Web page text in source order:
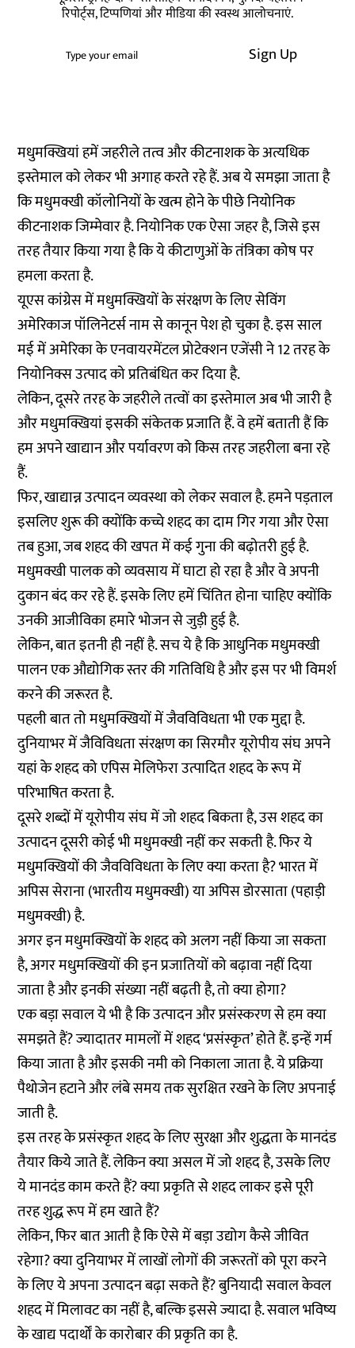
रिपोर्ट्स, टिप्पणियां और मीडिया की स्वस्थ आलोचनाएं.
Sign Up
मधुमक्खियां हमें जहरीले तत्व और कीटनाशक के अत्यधिक
इस्तेमाल को लेकर भी अगाह करते रहे हैं. अब ये समझा जाता है
कि मधुमक्खी कॉलोनियों के खत्म होने के पीछे नियोनिक
कीटनाशक जिम्मेवार है. नियोनिक एक ऐसा जहर है, जिसे इस
तरह तैयार किया गया है कि ये कीटाणुओं के तंत्रिका कोष पर
हमला करता है.
यूएस कांग्रेस में मधुमक्खियों के संरक्षण के लिए सेविंग
अमेरिकाज पॉलिनेटर्स नाम से कानून पेश हो चुका है. इस साल
मई में अमेरिका के एनवायरमेंटल प्रोटेक्शन एजेंसी ने 12 तरह के
नियोनिक्स उत्पाद को प्रतिबंधित कर दिया है.
लेकिन, दूसरे तरह के जहरीले तत्वों का इस्तेमाल अब भी जारी है
और मधुमक्खियां इसकी संकेतक प्रजाति हैं. वे हमें बताती हैं कि
हम अपने खाद्यान और पर्यावरण को किस तरह जहरीला बना रहे
हैं.
फिर, खाद्यान्न उत्पादन व्यवस्था को लेकर सवाल है. हमने पड़ताल
इसलिए शुरू की क्योंकि कच्चे शहद का दाम गिर गया और ऐसा
तब हुआ, जब शहद की खपत में कई गुना की बढ़ोतरी हुई है.
मधुमक्खी पालक को व्यवसाय में घाटा हो रहा है और वे अपनी
दुकान बंद कर रहे हैं. इसके लिए हमें चिंतित होना चाहिए क्योंकि
उनकी आजीविका हमारे भोजन से जुड़ी हुई है.
लेकिन, बात इतनी ही नहीं है. सच ये है कि आधुनिक मधुमक्खी
पालन एक औद्योगिक स्तर की गतिविधि है और इस पर भी विमर्श
करने की जरूरत है.
पहली बात तो मधुमक्खियों में जैवविविधता भी एक मुद्दा है.
दुनियाभर में जैविविधता संरक्षण का सिरमौर यूरोपीय संघ अपने
यहां के शहद को एपिस मेलिफेरा उत्पादित शहद के रूप में
परिभाषित करता है.
दूसरे शब्दों में यूरोपीय संघ में जो शहद बिकता है, उस शहद का
उत्पादन दूसरी कोई भी मधुमक्खी नहीं कर सकती है. फिर ये
मधुमक्खियों की जैवविविधता के लिए क्या करता है? भारत में
अपिस सेराना (भारतीय मधुमक्खी) या अपिस डोरसाता (पहाड़ी
मधुमक्खी) है.
अगर इन मधुमक्खियों के शहद को अलग नहीं किया जा सकता
है, अगर मधुमक्खियों की इन प्रजातियों को बढ़ावा नहीं दिया
जाता है और इनकी संख्या नहीं बढ़ती है, तो क्या होगा?
एक बड़ा सवाल ये भी है कि उत्पादन और प्रसंस्करण से हम क्या
समझते हैं? ज्यादातर मामलों में शहद ‘प्रसंस्कृत’ होते हैं. इन्हें गर्म
किया जाता है और इसकी नमी को निकाला जाता है. ये प्रक्रिया
पैथोजेन हटाने और लंबे समय तक सुरक्षित रखने के लिए अपनाई
जाती है.
इस तरह के प्रसंस्कृत शहद के लिए सुरक्षा और शुद्धता के मानदंड
तैयार किये जाते हैं. लेकिन क्या असल में जो शहद है, उसके लिए
ये मानदंड काम करते हैं? क्या प्रकृति से शहद लाकर इसे पूरी
तरह शुद्ध रूप में हम खाते हैं?
लेकिन, फिर बात आती है कि ऐसे में बड़ा उद्योग कैसे जीवित
रहेगा? क्या दुनियाभर में लाखों लोगों की जरूरतों को पूरा करने
के लिए ये अपना उत्पादन बढ़ा सकते हैं? बुनियादी सवाल केवल
शहद में मिलावट का नहीं है, बल्कि इससे ज्यादा है. सवाल भविष्य
के खाद्य पदार्थों के कारोबार की प्रकृति का है.